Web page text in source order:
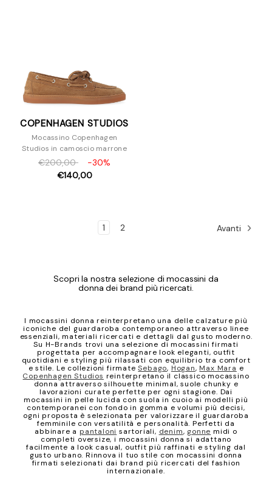
COPENHAGEN STUDIOS
Mocassino Copenhagen
Studios in camoscio marrone
€200,00
-30%
€140,00
1 2 Avanti
Scopri la nostra selezione di mocassini da
donna dei brand più ricercati.
I mocassini donna reinterpretano una delle calzature più
iconiche del guardaroba contemporaneo attraverso linee
essenziali, materiali ricercati e dettagli dal gusto moderno.
Su H-Brands trovi una selezione di mocassini firmati
progettata per accompagnare look eleganti, outfit
quotidiani e styling più rilassati con equilibrio tra comfort
e stile. Le collezioni firmateSebago, Hogan, Max Mara e
Copenhagen Studios reinterpretano il classico mocassino
donna attraverso silhouette minimal, suole chunky e
lavorazioni curate perfette per ogni stagione. Dai
mocassini in pelle lucida con suola in cuoio ai modelli più
contemporanei con fondo in gomma e volumi più decisi,
ogni proposta è selezionata per valorizzare il guardaroba
femminile con versatilità e personalità. Perfetti da
abbinare a pantaloni sartoriali, denim, gonne midi o
completi oversize, i mocassini donna si adattano
facilmente a look casual, outfit più raffinati e styling dal
gusto urbano. Rinnova il tuo stile con mocassini donna
firmati selezionati dai brand più ricercati del fashion
internazionale.